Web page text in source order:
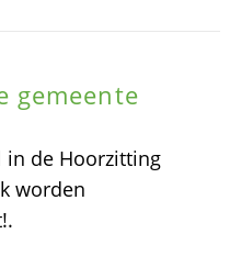
gemeente
in de Hoorzitting
worden